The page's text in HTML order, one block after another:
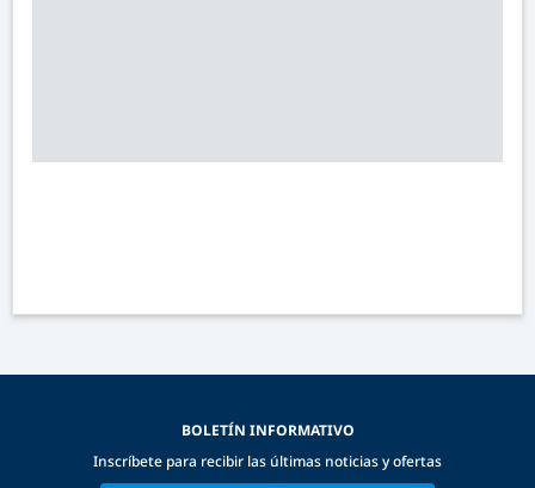
BOLETÍN INFORMATIVO
Inscríbete para recibir las últimas noticias y ofertas